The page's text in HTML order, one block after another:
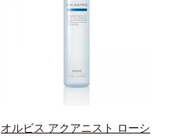
オルビス アクアニスト ローシ